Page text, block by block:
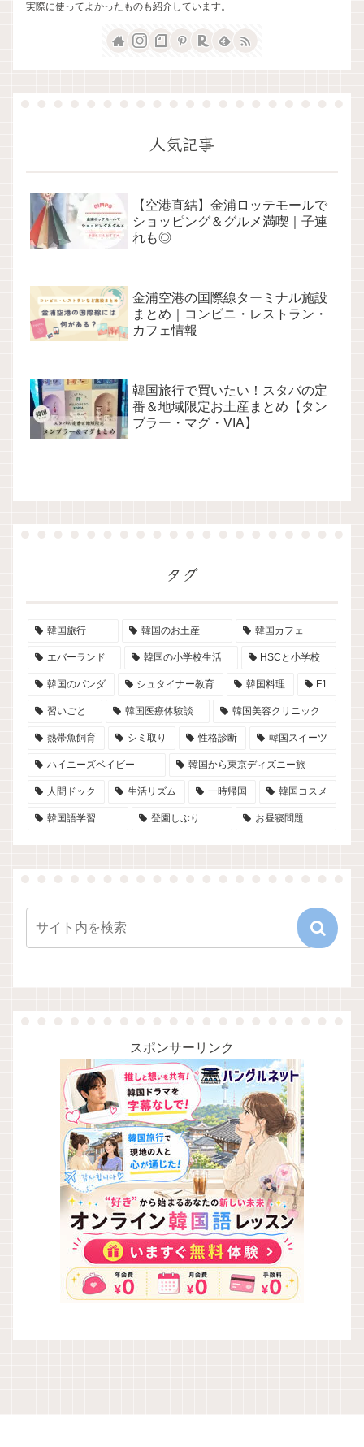
実際に使ってよかったものも紹介しています。
人気記事
【空港直結】金浦ロッテモールで
ショッピング＆グルメ満喫｜子連
れも◎
金浦空港の国際線ターミナル施設
まとめ｜コンビニ・レストラン・
カフェ情報
韓国旅行で買いたい！スタバの定
番＆地域限定お土産まとめ【タン
ブラー・マグ・VIA】
タグ
韓国旅行 韓国のお土産 韓国カフェ
エバーランド 韓国の小学校生活 HSCと小学校
韓国のパンダ シュタイナー教育 韓国料理 F1
習いごと 韓国医療体験談 韓国美容クリニック
熱帯魚飼育 シミ取り 性格診断 韓国スイーツ
ハイニーズベイビー 韓国から東京ディズニー旅
人間ドック 生活リズム 一時帰国 韓国コスメ
韓国語学習 登園しぶり お昼寝問題
スポンサーリンク